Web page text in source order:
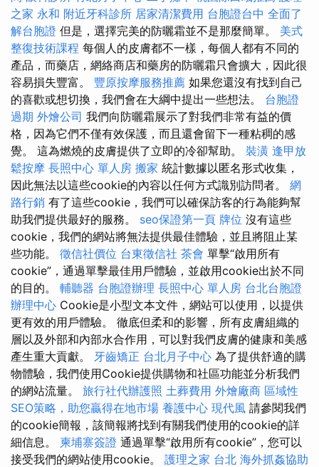
之家 永和 附近牙科診所 居家清潔費用 台胞證台中 全面了
解台胞證 但是，選擇完美的防曬霜並不是那麼簡單。 美式
整復技術課程 每個人的皮膚都不一樣，每個人都有不同的
產品，而藥店，網絡商店和藥房的防曬霜只會擴大，因此很
容易損失豐富。 豐原按摩服務推薦 如果您還沒有找到自己
的喜歡或想切換，我們會在大綱中提出一些想法。 台胞證
過期 外燴公司 我們向防曬霜展示了對我們非常有益的價
格，因為它們不僅有效保護，而且還會留下一種粘稠的感
覺。 這為燃燒的皮膚提供了立即的冷卻幫助。 裝潢 逢甲放
鬆按摩 長照中心 單人房 搬家 統計數據以匿名形式收集，
因此無法以這些cookie的內容以任何方式識別訪問者。 網
路行銷 有了這些cookie，我們可以確保訪客的行為能夠幫
助我們提供最好的服務。 seo保證第一頁 牌位 沒有這些
cookie，我們的網站將無法提供最佳體驗，並且將阻止某
些功能。 徵信社價位 台東徵信社 茶會 單擊“啟用所有
cookie”，通過單擊最佳用戶體驗，並啟用cookie出於不同
的目的。 輔聽器 台胞證辦理 長照中心 單人房 台北台胞證
辦理中心 Cookie是小型文本文件，網站可以使用，以提供
更有效的用戶體驗。 徹底但柔和的影響，所有皮膚組織的
層以及外部和內部水合作用，可以對我們皮膚的健康和美感
產生重大貢獻。 牙齒矯正 台北月子中心 為了提供舒適的購
物體驗，我們使用Cookie提供購物和社區功能並分析我們
的網站流量。 旅行社代辦護照 土葬費用 外燴廠商 區域性
SEO策略，助您贏得在地市場 養護中心 現代風 請參閱我們
的cookie簡報，該簡報將找到有關我們使用的cookie的詳
細信息。 柬埔寨簽證 通過單擊“啟用所有cookie”，您可以
接受我們的網站使用cookie。 護理之家 台北 海外抓姦協助